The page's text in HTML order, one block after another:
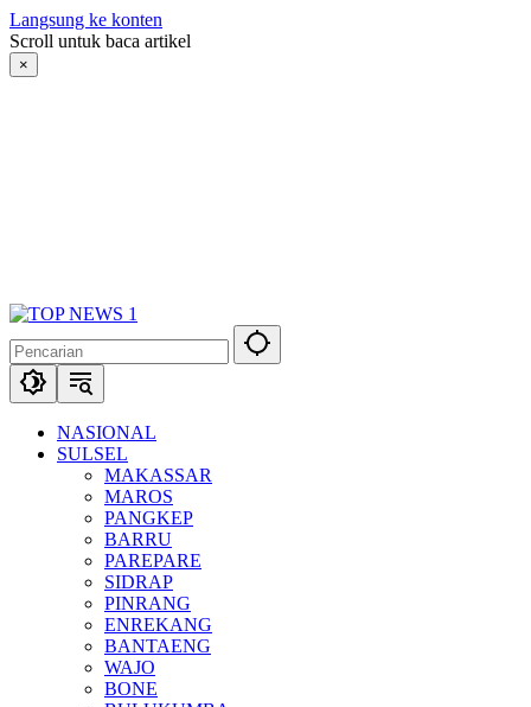
Langsung ke konten
Scroll untuk baca artikel
×
NASIONAL
SULSEL
MAKASSAR
MAROS
PANGKEP
BARRU
PAREPARE
SIDRAP
PINRANG
ENREKANG
BANTAENG
WAJO
BONE